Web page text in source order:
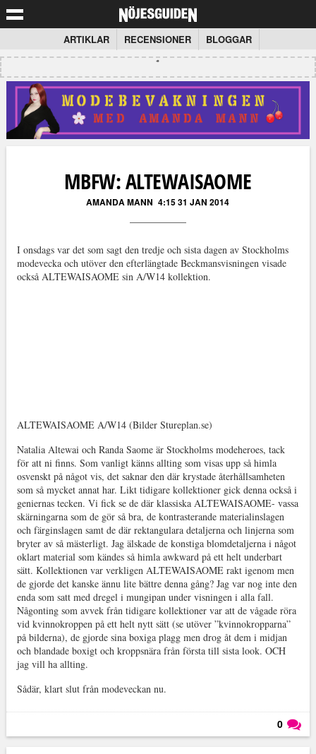
ARTIKLAR RECENSIONER BLOGGAR
MBFW: ALTEWAISAOME
AMANDA MANN 4:15 31 JAN 2014
I onsdags var det som sagt den tredje och sista dagen av Stockholms
modevecka och utöver den efterlängtade Beckmansvisningen visade
också ALTEWAISAOME sin A/W14 kollektion.
ALTEWAISAOME A/W14 (Bilder Stureplan.se)
Natalia Altewai och Randa Saome är Stockholms modeheroes, tack
för att ni finns. Som vanligt känns allting som visas upp så himla
osvenskt på något vis, det saknar den där krystade återhållsamheten
som så mycket annat har. Likt tidigare kollektioner gick denna också i
geniernas tecken. Vi fick se de där klassiska ALTEWAISAOME- vassa
skärningarna som de gör så bra, de kontrasterande materialinslagen
och färginslagen samt de där rektangulara detaljerna och linjerna som
bryter av så mästerligt. Jag älskade de konstiga blomdetaljerna i något
oklart material som kändes så himla awkward på ett helt underbart
sätt. Kollektionen var verkligen ALTEWAISAOME rakt igenom men
de gjorde det kanske ännu lite bättre denna gång? Jag var nog inte den
enda som satt med dregel i mungipan under visningen i alla fall.
Någonting som avvek från tidigare kollektioner var att de vågade röra
vid kvinnokroppen på ett helt nytt sätt (se utöver ”kvinnokropparna”
på bilderna), de gjorde sina boxiga plagg men drog åt dem i midjan
och blandade boxigt och kroppsnära från första till sista look. OCH
jag vill ha allting.
Sådär, klart slut från modeveckan nu.
0